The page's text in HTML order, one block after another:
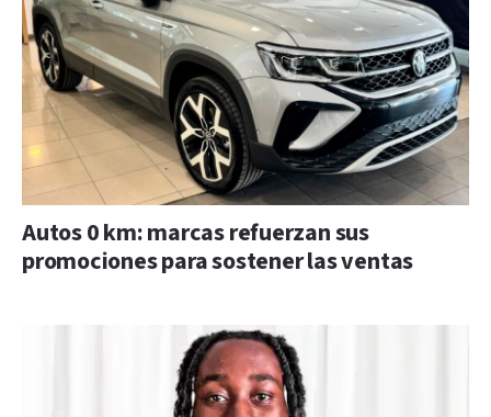
Autos 0 km: marcas refuerzan sus
promociones para sostener las ventas